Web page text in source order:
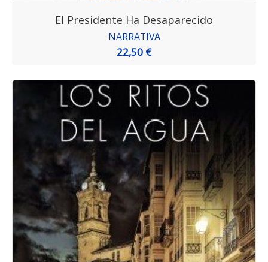
El Presidente Ha Desaparecido
NARRATIVA
22,50 €